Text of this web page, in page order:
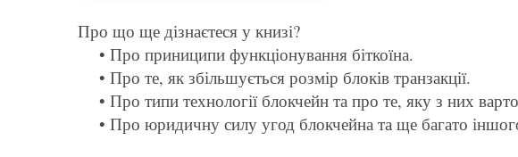
Про що ще дізнаєтеся у книзі?
• Про приниципи функціонування біткоїна.
• Про те, як збільшується розмір блоків транзакції.
• Про типи технології блокчейн та про те, яку з них
• Про юридичну силу угод блокчейна та ще багато